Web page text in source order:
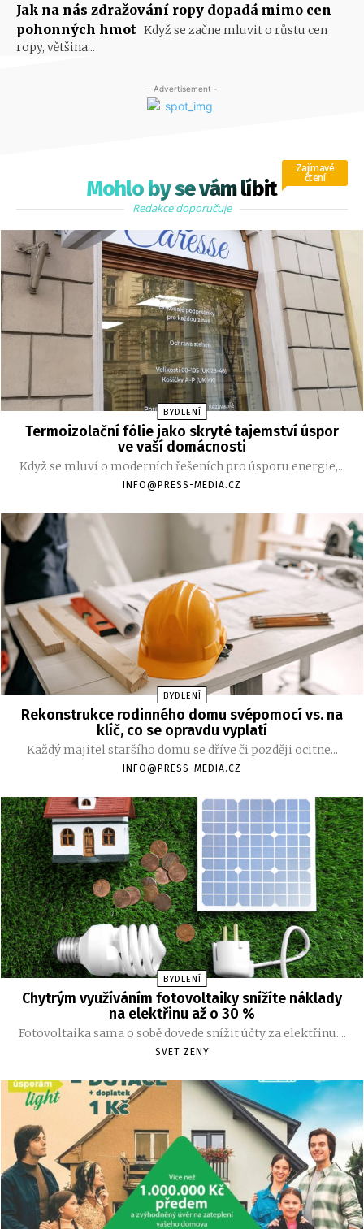
Jak na nás zdražování ropy dopadá mimo cen
pohonných hmot Když se začne mluvit o růstu cen
ropy, většina...
- Advertisement -
Mohlo by se vám líbit
Zajímavé
čtení
Redakce doporučuje
BYDLENÍ
Termoizolační fólie jako skryté tajemství úspor
ve vaší domácnosti
Když se mluví o moderních řešeních pro úsporu energie,...
INFO@PRESS-MEDIA.CZ
BYDLENÍ
Rekonstrukce rodinného domu svépomocí vs. na
klíč, co se opravdu vyplatí
Každý majitel staršího domu se dříve či později ocitne...
INFO@PRESS-MEDIA.CZ
BYDLENÍ
Chytrým využíváním fotovoltaiky snížíte náklady
na elektřinu až o 30 %
Fotovoltaika sama o sobě dovede snížit účty za elektřinu....
SVET ZENY